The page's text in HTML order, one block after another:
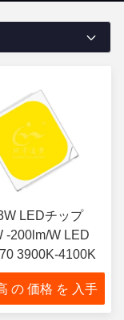
LEDチップ
-200lm/W LED
3900K-4100K
の 価格 を 入手